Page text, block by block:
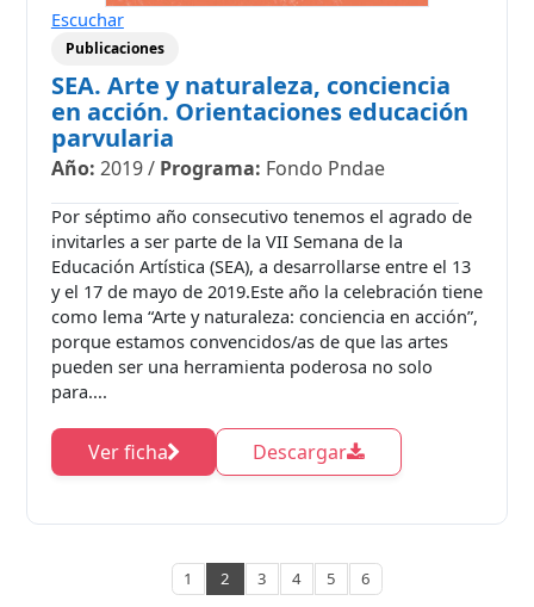
Escuchar
Publicaciones
SEA. Arte y naturaleza, conciencia
en acción. Orientaciones educación
parvularia
Año: 2019/ Programa: Fondo Pndae
Por séptimo año consecutivo tenemos el agrado de
invitarles a ser parte de la VII Semana de la
Educación Artística (SEA), a desarrollarse entre el 13
y el 17 de mayo de 2019.Este año la celebración tiene
como lema “Arte y naturaleza: conciencia en acción”,
porque estamos convencidos/as de que las artes
pueden ser una herramienta poderosa no solo
para....
Ver ficha Descargar
1 2 3 4 5 6